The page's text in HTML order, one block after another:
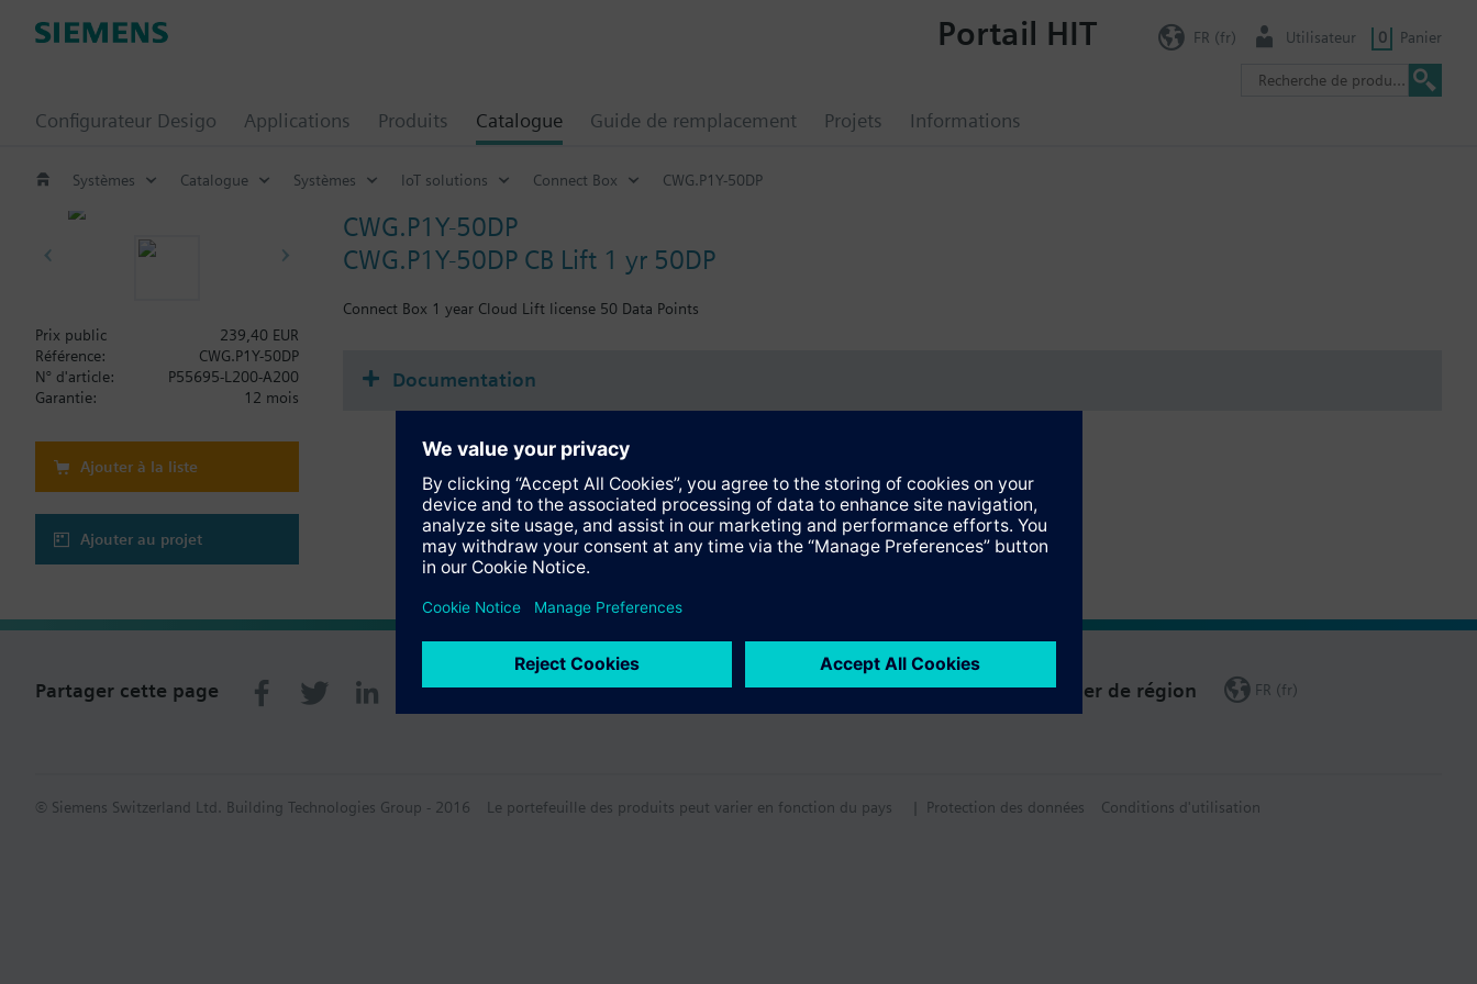
Configurateur Desigo Applications Produits Catalogue Guide de remplacement Projets Informations
Portail HIT FR (fr) Utilisateur 0 Panier
Systèmes Catalogue Systèmes IoT solutions Connect Box CWG.P1Y-50DP
CWG.P1Y-50DP
CWG.P1Y-50DP CB Lift 1 yr 50DP
Connect Box 1 year Cloud Lift license 50 Data Points
Prix public
239,40 EUR
Référence:
CWG.P1Y-50DP
N° d'article:
P55695-L200-A200
Garantie:
12 mois
Ajouter à la liste
Ajouter au projet
Documentation
Partager cette page Changer de région FR (fr)
© Siemens Switzerland Ltd. Building Technologies Group - 2016 Le portefeuille des produits peut varier en fonction du pays | Protection des données Conditions d'utilisation